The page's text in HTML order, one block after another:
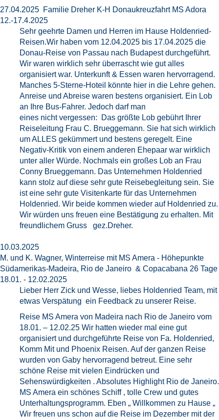
27.04.2025 Familie Dreher K-H Donaukreuzfahrt MS Adora
12.-17.4.2025
Sehr geehrte Damen und Herren im Hause Holdenried-
Reisen.Wir haben vom 12.04.2025 bis 17.04.2025 die
Donau-Reise von Passau nach Budapest durchgeführt.
Wir waren wirklich sehr überrascht wie gut alles
organisiert war. Unterkunft & Essen waren hervorragend.
Manches 5-Sterne-Hoteil könnte hier in die Lehre gehen.
Anreise und Abreise waren bestens organisiert. Ein Lob
an Ihre Bus-Fahrer. Jedoch darf man
eines nicht vergessen: Das größte Lob gebührt Ihrer
Reiseleitung Frau C. Brueggemann. Sie hat sich wirklich
um ALLES gekümmert und bestens geregelt. Eine
Negativ-Kritik von einem anderen Ehepaar war wirklich
unter aller Würde. Nochmals ein großes Lob an Frau
Conny Brueggemann. Das Unternehmen Holdenried
kann stolz auf diese sehr gute Reisebegleitung sein. Sie
ist eine sehr gute Visitenkarte für das Unternehmen
Holdenried. Wir beide kommen wieder auf Holdenried zu.
Wir würden uns freuen eine Bestätigung zu erhalten. Mit
freundlichem Gruss gez.Dreher.
10.03.2025
M. und K. Wagner, Winterreise mit MS Amera - Höhepunkte
Südamerikas-Madeira, Rio de Janeiro & Copacabana 26 Tage
18.01. - 12.02.2025
Lieber Herr Zick und Wesse, liebes Holdenried Team, mit
etwas Verspätung ein Feedback zu unserer Reise.
Reise MS Amera von Madeira nach Rio de Janeiro vom
18.01. – 12.02.25 Wir hatten wieder mal eine gut
organisiert und durchgeführte Reise von Fa. Holdenried,
Komm Mit und Phoenix Reisen. Auf der ganzen Reise
wurden von Gaby hervorragend betreut. Eine sehr
schöne Reise mit vielen Eindrücken und
Sehenswürdigkeiten . Absolutes Highlight Rio de Janeiro.
MS Amera ein schönes Schiff , tolle Crew und gutes
Unterhaltungsprogramm. Eben „ Willkommen zu Hause „
Wir freuen uns schon auf die Reise im Dezember mit der